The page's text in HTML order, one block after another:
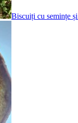
Biscuiți cu semințe